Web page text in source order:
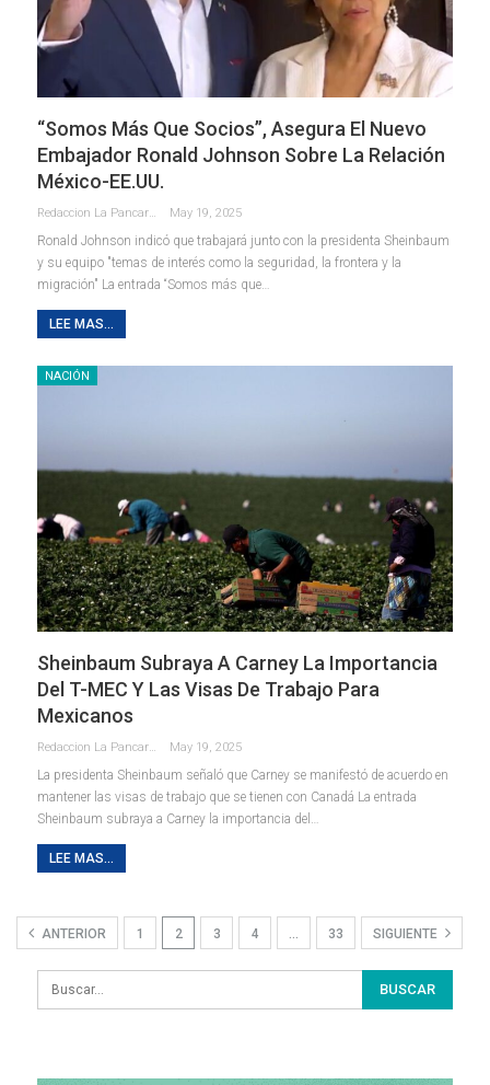
“Somos Más Que Socios”, Asegura El Nuevo
Embajador Ronald Johnson Sobre La Relación
México-EE.UU.
Redaccion La Pancarta De Quintana Roo May 19, 2025
Ronald Johnson indicó que trabajará junto con la presidenta Sheinbaum
y su equipo "temas de interés como la seguridad, la frontera y la
migración" La entrada “Somos más que…
LEE MAS...
NACIÓN
Sheinbaum Subraya A Carney La Importancia
Del T-MEC Y Las Visas De Trabajo Para
Mexicanos
Redaccion La Pancarta De Quintana Roo May 19, 2025
La presidenta Sheinbaum señaló que Carney se manifestó de acuerdo en
mantener las visas de trabajo que se tienen con Canadá La entrada
Sheinbaum subraya a Carney la importancia del…
LEE MAS...
ANTERIOR 1 2 3 4 … 33 SIGUIENTE